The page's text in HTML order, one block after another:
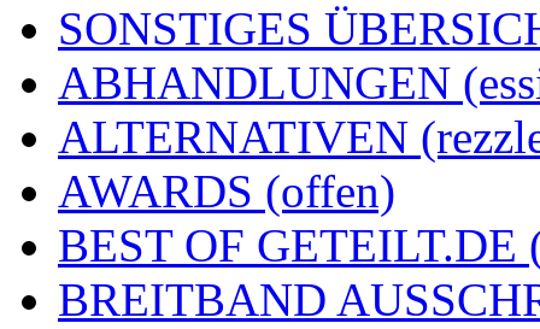
SONSTIGES
ABHANDLUNGEN
ALTERNATIVEN
AWARDS (offen)
BEST OF GETEILT.DE
BREITBAND